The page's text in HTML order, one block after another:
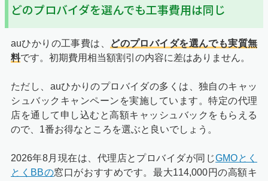
どのプロバイダを選んでも工事費用は同じ
auひかりの工事費は、
どのプロバイダを選んでも実質無
料です。初期費用相当額割引の内容に差はありません。
ただし、auひかりのプロバイダの多くは、独自のキャッ
シュバックキャンペーンを実施しています。特定の代理
店を通して申し込むと高額キャッシュバックをもらえる
ので、1番お得なところを選ぶと良いでしょう。
2026年8月現在は、代理店とプロバイダが同じGMOとく
とくBBの窓口がおすすめです。最大114,000円の高額キ